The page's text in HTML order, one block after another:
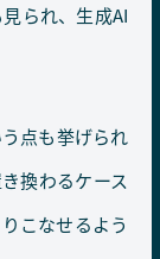
られ、生成AI
う点も挙げられ
換わるケース
こなせるよう